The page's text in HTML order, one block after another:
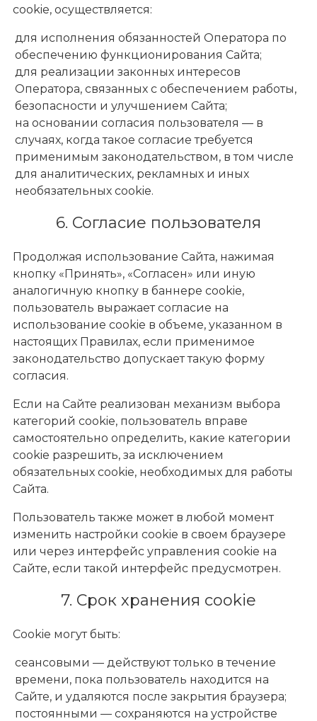
cookie, осуществляется:
для исполнения обязанностей Оператора по
обеспечению функционирования Сайта;
для реализации законных интересов
Оператора, связанных с обеспечением работы,
безопасности и улучшением Сайта;
на основании согласия пользователя — в
случаях, когда такое согласие требуется
применимым законодательством, в том числе
для аналитических, рекламных и иных
необязательных cookie.
6. Согласие пользователя
Продолжая использование Сайта, нажимая
кнопку «Принять», «Согласен» или иную
аналогичную кнопку в баннере cookie,
пользователь выражает согласие на
использование cookie в объеме, указанном в
настоящих Правилах, если применимое
законодательство допускает такую форму
согласия.
Если на Сайте реализован механизм выбора
категорий cookie, пользователь вправе
самостоятельно определить, какие категории
cookie разрешить, за исключением
обязательных cookie, необходимых для работы
Сайта.
Пользователь также может в любой момент
изменить настройки cookie в своем браузере
или через интерфейс управления cookie на
Сайте, если такой интерфейс предусмотрен.
7. Срок хранения cookie
Cookie могут быть:
сеансовыми — действуют только в течение
времени, пока пользователь находится на
Сайте, и удаляются после закрытия браузера;
постоянными — сохраняются на устройстве